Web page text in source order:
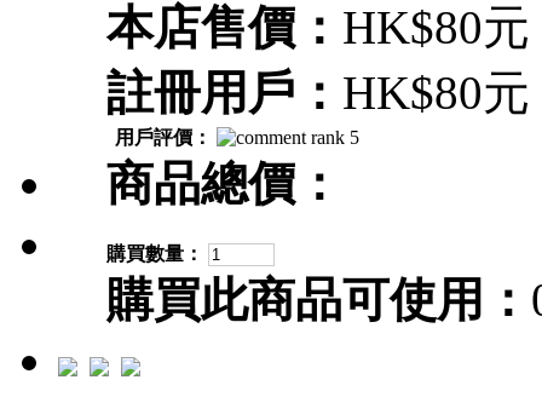
本店售價： HK$80元
註冊用戶： HK$80元
用戶評價：
商品總價：
購買數量：
購買此商品可使用：